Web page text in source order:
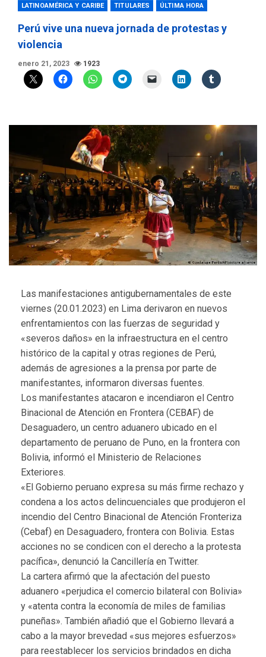
LATINOAMÉRICA Y CARIBE TITULARES ÚLTIMA HORA
Perú vive una nueva jornada de protestas y
violencia
enero 21, 2023 1923
Las manifestaciones antigubernamentales de este
viernes (20.01.2023) en Lima derivaron en nuevos
enfrentamientos con las fuerzas de seguridad y
«severos daños» en la infraestructura en el centro
histórico de la capital y otras regiones de Perú,
además de agresiones a la prensa por parte de
manifestantes, informaron diversas fuentes.
Los manifestantes atacaron e incendiaron el Centro
Binacional de Atención en Frontera (CEBAF) de
Desaguadero, un centro aduanero ubicado en el
departamento de peruano de Puno, en la frontera con
Bolivia, informó el Ministerio de Relaciones
Exteriores.
«El Gobierno peruano expresa su más firme rechazo y
condena a los actos delincuenciales que produjeron el
incendio del Centro Binacional de Atención Fronteriza
(Cebaf) en Desaguadero, frontera con Bolivia. Estas
acciones no se condicen con el derecho a la protesta
pacífica», denunció la Cancillería en Twitter.
La cartera afirmó que la afectación del puesto
aduanero «perjudica el comercio bilateral con Bolivia»
y «atenta contra la economía de miles de familias
puneñas». También añadió que el Gobierno llevará a
cabo a la mayor brevedad «sus mejores esfuerzos»
para reestablecer los servicios brindados en dicha